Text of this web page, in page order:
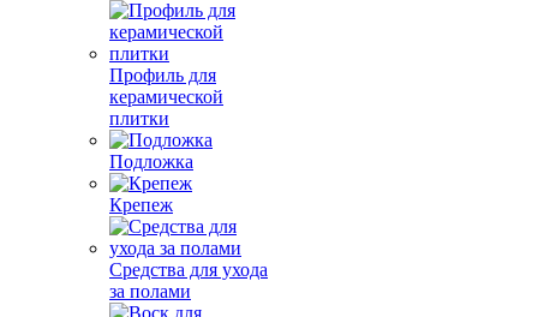
Профиль для
керамической
плитки
Подложка
Крепеж
Средства для ухода
за полами